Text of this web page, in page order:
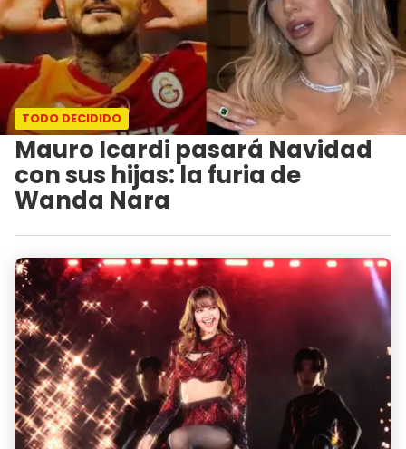
TODO DECIDIDO
Mauro Icardi pasará Navidad
con sus hijas: la furia de
Wanda Nara